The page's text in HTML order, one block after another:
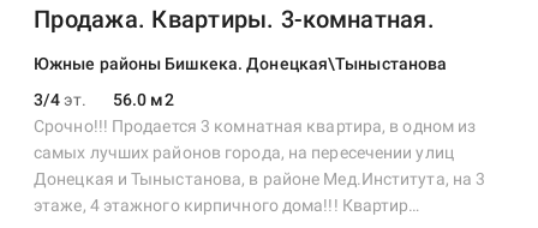
Продажа. Квартиры. 3-комнатная.
Южные районы Бишкека. Донецкая\Тыныстанова
3/4 эт. 56.0 м2
Срочно!!! Продается 3 комнатная квартира, в одном из
самых лучших районов города, на пересечении улиц
Донецкая и Тыныстанова, в районе Мед.Института, на 3
этаже, 4 этажного кирпичного дома!!! Квартир…